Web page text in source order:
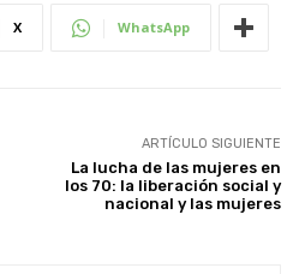
X WhatsApp
ARTÍCULO SIGUIENTE
La lucha de las mujeres en
los 70: la liberación social y
nacional y las mujeres